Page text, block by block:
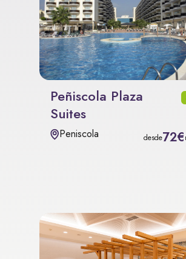
Peñiscola Plaza
Suites
Peniscola desde72€